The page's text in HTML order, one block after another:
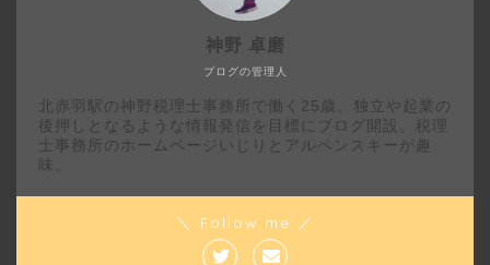
ブログの管理人
神野 卓磨
北赤羽駅の神野税理士事務所で働く25歳。独立や起業の
後押しとなるような情報発信を目標にブログ開設。税理
士事務所のホームページいじりとアルペンスキーが趣
味。
＼ Follow me ／